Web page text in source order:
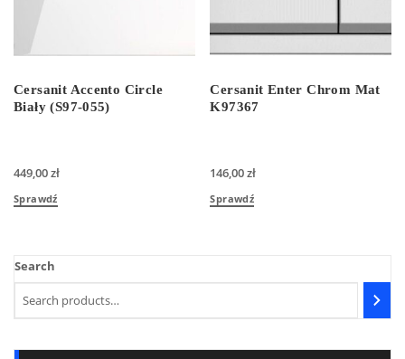
Cersanit Accento Circle
Biały (S97-055)
449,00zł
Sprawdź
Cersanit Enter Chrom Mat
K97367
146,00zł
Sprawdź
Search